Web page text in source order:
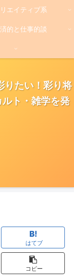
りたい！彩り将
ト・雑学を発
エイティブ系
的と仕事的談
はてブ
コピー